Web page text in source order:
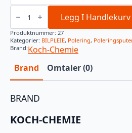
Lammeull
pad Legg I Handlekurv
Produktnummer: 27
Kategorier: BILPLEIE, Polering,
Brand:Koch-Chemie
Brand
Omtaler (0)
BRAND
KOCH-CHEMIE